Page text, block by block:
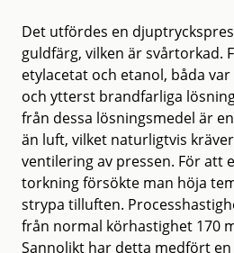
Det utfördes en
guldfärg, vilken är svårtorkad.
etylacetat och etanol, båda
och ytterst brandfarliga
från dessa lösningsmedel är
än luft, vilket naturligtvis
ventilering av pressen. För att
torkning försökte man höja
strypa tilluften.
från normal körhastighet 170
Sannolikt har detta medfört